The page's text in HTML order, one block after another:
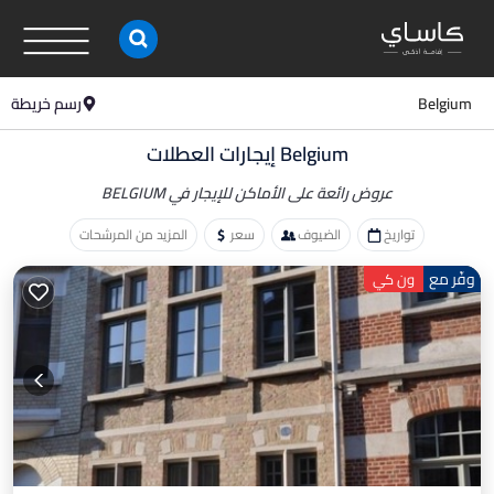
Belgium رسم خريطة
Belgium إيجارات العطلات
عروض رائعة على الأماكنللإيجار في BELGIUM
تواريخ الضيوف سعر المزيد من المرشحات
وفّر مع ون كي